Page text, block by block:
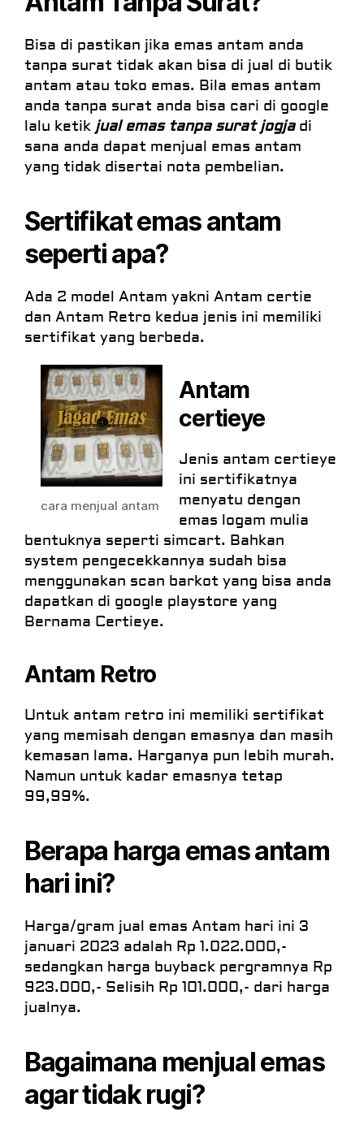
Bisa di pastikan jika emas antam anda
tanpa surat tidak akan bisa di jual di butik
antam atau toko emas. Bila emas antam
anda tanpa surat anda bisa cari di google
lalu ketik jual emas tanpa surat jogja di
sana anda dapat menjual emas antam
yang tidak disertai nota pembelian.
Sertifikat emas antam
seperti apa?
Ada 2 model Antam yakni Antam certie
dan Antam Retro kedua jenis ini memiliki
sertifikat yang berbeda.
cara menjual antam
Antam
certieye
Jenis antam certieye
ini sertifikatnya
menyatu dengan
emas logam mulia
bentuknya seperti simcart. Bahkan
system pengecekkannya sudah bisa
menggunakan scan barkot yang bisa anda
dapatkan di google playstore yang
Bernama Certieye.
Antam Retro
Untuk antam retro ini memiliki sertifikat
yang memisah dengan emasnya dan masih
kemasan lama. Harganya pun lebih murah.
Namun untuk kadar emasnya tetap
99,99%.
Berapa harga emas antam
hari ini?
Harga/gram jual emas Antam hari ini 3
januari 2023 adalah Rp 1.022.000,-
sedangkan harga buyback pergramnya Rp
923.000,- Selisih Rp 101.000,- dari harga
jualnya.
Bagaimana menjual emas
agar tidak rugi?